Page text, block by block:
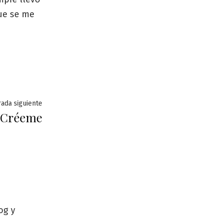
se me
siguiente
y